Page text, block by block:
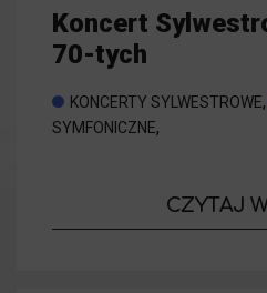
Koncert
70-tych
KONCERTY SYLWESTROWE,
SYMFONICZNE,
CZYTAJ